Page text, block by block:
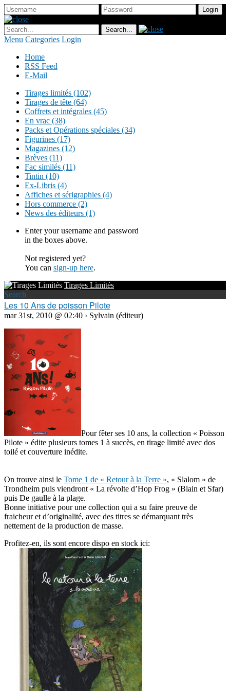
Menu Categories Login
Home
RSS Feed
E-Mail
Tirages limités (102)
Tirages de tête (64)
Coffrets et intégrales (45)
En vrac (38)
Packs et Opérations spéciales (34)
Figurines (17)
Magazines (12)
Brèves (11)
Fac similés (11)
Tintin (10)
Ex-Libris (4)
Affiches et sérigraphies (4)
Hors commerce (2)
News des éditeurs (1)
Enter your username and password
in the boxes above.
Not registered yet?
You can sign-up here.
Tirages Limités
Search
Les 10 Ans de poisson Pilote
mar 31st, 2010 @ 02:40 › Sylvain (éditeur)
Pour fêter ses 10 ans, la collection « Poisson
Pilote » édite plusieurs tomes 1 à succès, en tirage limité avec dos
toilé et couverture inédite.
On trouve ainsi le Tome 1 de « Retour à la Terre », « Slalom » de
Trondheim puis viendront « La révolte d’Hop Frog » (Blain et Sfar)
puis De gaulle à la plage.
Bonne initiative pour une collection qui a su faire preuve de
fraicheur et d’originalité, avec des titres se démarquant très
nettement de la production de masse.
Profitez-en, ils sont encore dispo en stock ici: